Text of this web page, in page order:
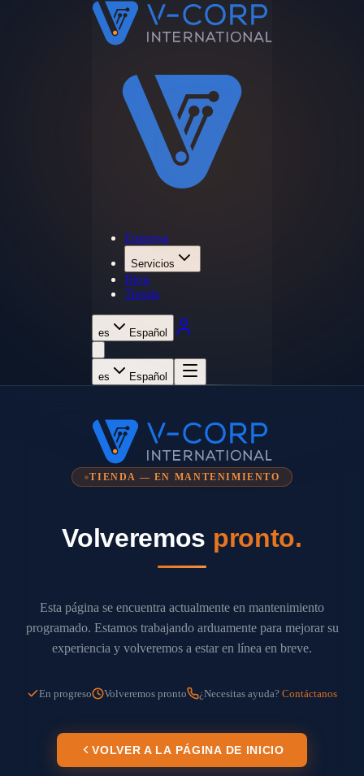
Empresa
Servicios
Blog
Tienda
es Español
es Español
TIENDA — EN MANTENIMIENTO
Volveremos pronto.
Esta página se encuentra actualmente en mantenimiento
programado. Estamos trabajando arduamente para mejorar su
experiencia y volveremos a estar en línea en breve.
En progreso Volveremos pronto ¿Necesitas ayuda? Contáctanos
VOLVER A LA PÁGINA DE INICIO